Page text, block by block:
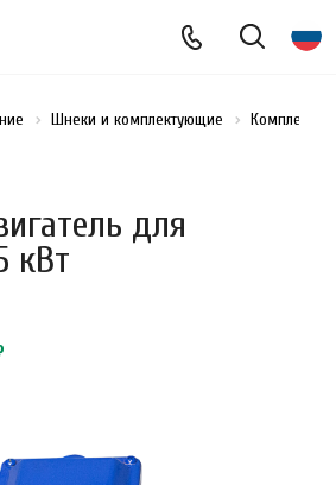
Шнеки и комплектующие
для
кВт